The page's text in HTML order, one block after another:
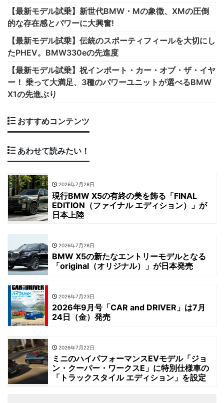
【最新モデル試乗】新世代BMW・Mの象徴、XMの圧倒
的な存在感とパワーに大興奮!
【最新モデル試乗】伝統のスポーティフィールを大切にし
たPHEV。BMW330eの先進度
【最新モデル試乗】祝インポート・カー・オブ・ザ・イヤ
ー！ 乗って大満足、3種のパワーユニットが選べるBMW
X1の先進ぶり
おすすめコンテンツ
あわせて読みたい！
2026年7月28日
現行BMW X5の有終の美を飾る「FINAL
EDITION（ファイナル エディション）」が
日本上陸
2026年7月28日
BMW X5の新たなエントリーモデルとなる
「original（オリジナル）」が日本発売
2026年7月23日
2026年9月号「CAR and DRIVER」は7月
24日（金）発売
2026年7月22日
ミニのハイパフォーマンスEVモデル「ジョ
ン・クーパー・ワークスE」に特別仕様車の
「トラックスタイル エディション」を設定